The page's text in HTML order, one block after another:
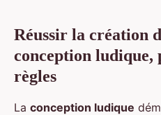
Réussir la création
conception ludique,
règles
La conception ludique